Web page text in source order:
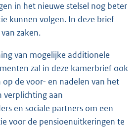
in het nieuwe stelsel nog beter
kunnen volgen. In deze brief
zaken.
van mogelijke additionele
zal in deze kamerbrief ook
de voor- en nadelen van het
verplichting aan
en sociale partners om een
voor de pensioenuitkeringen te